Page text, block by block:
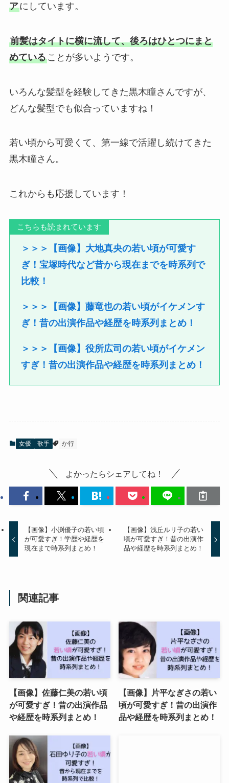
アにしています。
前髪はタイトに横に流して、後ろはひとつにまと
めていることが多いようです。
いろんな髪型を経験してきた黒木瞳さんですが、
どんな髪型でも似合っていますね！
若い頃から可愛くて、第一線で活躍し続けてきた
黒木瞳さん。
これからも応援しています！
こちらも読まれています
＞＞＞【画像】大地真央の若い頃が可愛す
ぎ！宝塚時代など昔から現在までを時系列で
比較！
＞＞＞【画像】藤竜也の若い頃がイケメンす
ぎ！昔の出演作品や経歴を時系列まとめ！
＞＞＞【画像】役所広司の若い頃がイケメン
すぎ！昔の出演作品や経歴を時系列まとめ！
女優 歌手 か行
よかったらシェアしてね！
【画像】小渕優子の若い頃
が可愛すぎ！学歴や経歴を
現在まで時系列まとめ！
【画像】浅丘ルリ子の若い
頃が可愛すぎ！昔の出演作
品や経歴を時系列まとめ！
関連記事
【画像】佐藤仁美の若い頃
が可愛すぎ！昔の出演作品
や経歴を時系列まとめ！
【画像】片平なぎさの若い
頃が可愛すぎ！昔の出演作
品や経歴を時系列まとめ！